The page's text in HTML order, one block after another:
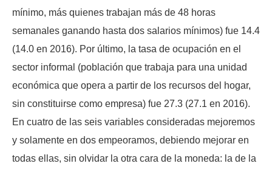
mínimo, más quienes trabajan más de 48 horas
semanales ganando hasta dos salarios mínimos) fue 14.4
(14.0 en 2016). Por último, la tasa de ocupación en el
sector informal (población que trabaja para una unidad
económica que opera a partir de los recursos del hogar,
sin constituirse como empresa) fue 27.3 (27.1 en 2016).
En cuatro de las seis variables consideradas mejoremos
y solamente en dos empeoramos, debiendo mejorar en
todas ellas, sin olvidar la otra cara de la moneda: la de la